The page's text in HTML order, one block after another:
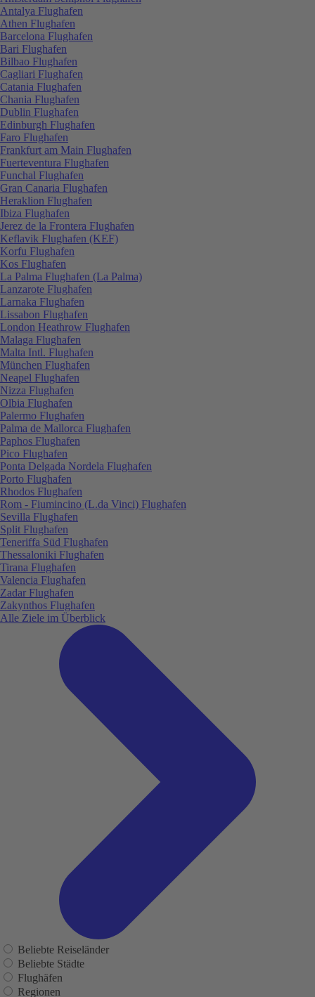
Antalya Flughafen
Athen Flughafen
Barcelona Flughafen
Bari Flughafen
Bilbao Flughafen
Cagliari Flughafen
Catania Flughafen
Chania Flughafen
Dublin Flughafen
Edinburgh Flughafen
Faro Flughafen
Frankfurt am Main Flughafen
Fuerteventura Flughafen
Funchal Flughafen
Gran Canaria Flughafen
Heraklion Flughafen
Ibiza Flughafen
Jerez de la Frontera Flughafen
Keflavik Flughafen (KEF)
Korfu Flughafen
Kos Flughafen
La Palma Flughafen (La Palma)
Lanzarote Flughafen
Larnaka Flughafen
Lissabon Flughafen
London Heathrow Flughafen
Malaga Flughafen
Malta Intl. Flughafen
München Flughafen
Neapel Flughafen
Nizza Flughafen
Olbia Flughafen
Palermo Flughafen
Palma de Mallorca Flughafen
Paphos Flughafen
Pico Flughafen
Ponta Delgada Nordela Flughafen
Porto Flughafen
Rhodos Flughafen
Rom - Fiumincino (L.da Vinci) Flughafen
Sevilla Flughafen
Split Flughafen
Teneriffa Süd Flughafen
Thessaloniki Flughafen
Tirana Flughafen
Valencia Flughafen
Zadar Flughafen
Zakynthos Flughafen
Alle Ziele im Überblick
Beliebte Reiseländer
Beliebte Städte
Flughäfen
Regionen